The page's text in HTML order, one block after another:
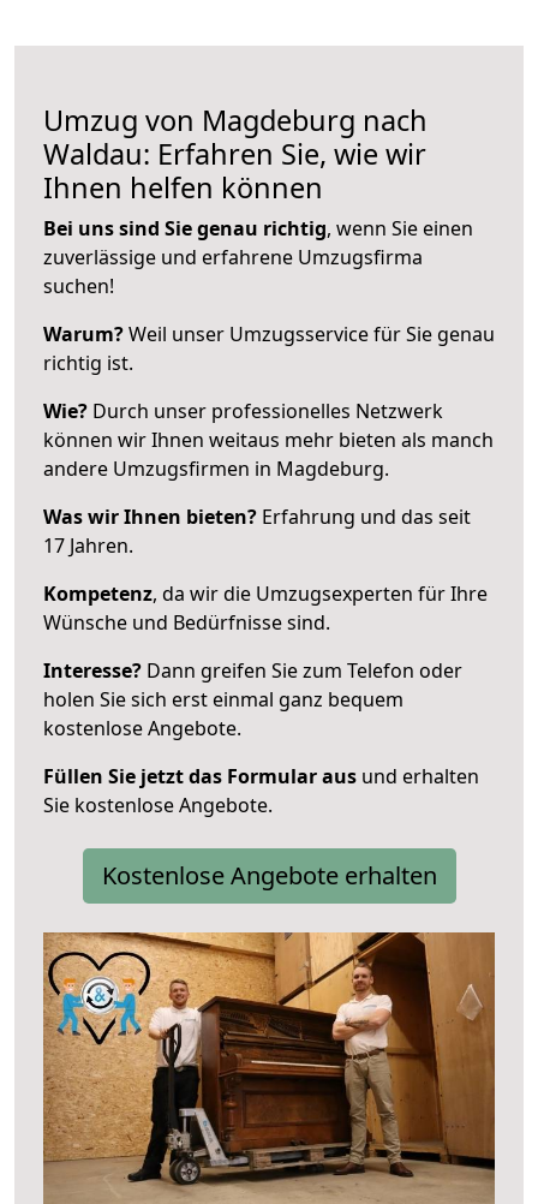
Umzug von Magdeburg nach
Waldau: Erfahren Sie, wie wir
Ihnen helfen können
Bei uns sind Sie genau richtig, wenn Sie einen
zuverlässige und erfahrene Umzugsfirma
suchen!
Warum?Weil unser Umzugsservice für Sie genau
richtig ist.
Wie? Durch unser professionelles Netzwerk
können wir Ihnen weitaus mehr bieten als manch
andere Umzugsfirmen in Magdeburg.
Was wir Ihnen bieten? Erfahrung und das seit
17 Jahren.
Kompetenz, da wir die Umzugsexperten für Ihre
Wünsche und Bedürfnisse sind.
Interesse? Dann greifen Sie zum Telefon oder
holen Sie sich erst einmal ganz bequem
kostenlose Angebote.
Füllen Sie jetzt das Formular aus und erhalten
Sie kostenlose Angebote.
Kostenlose Angebote erhalten